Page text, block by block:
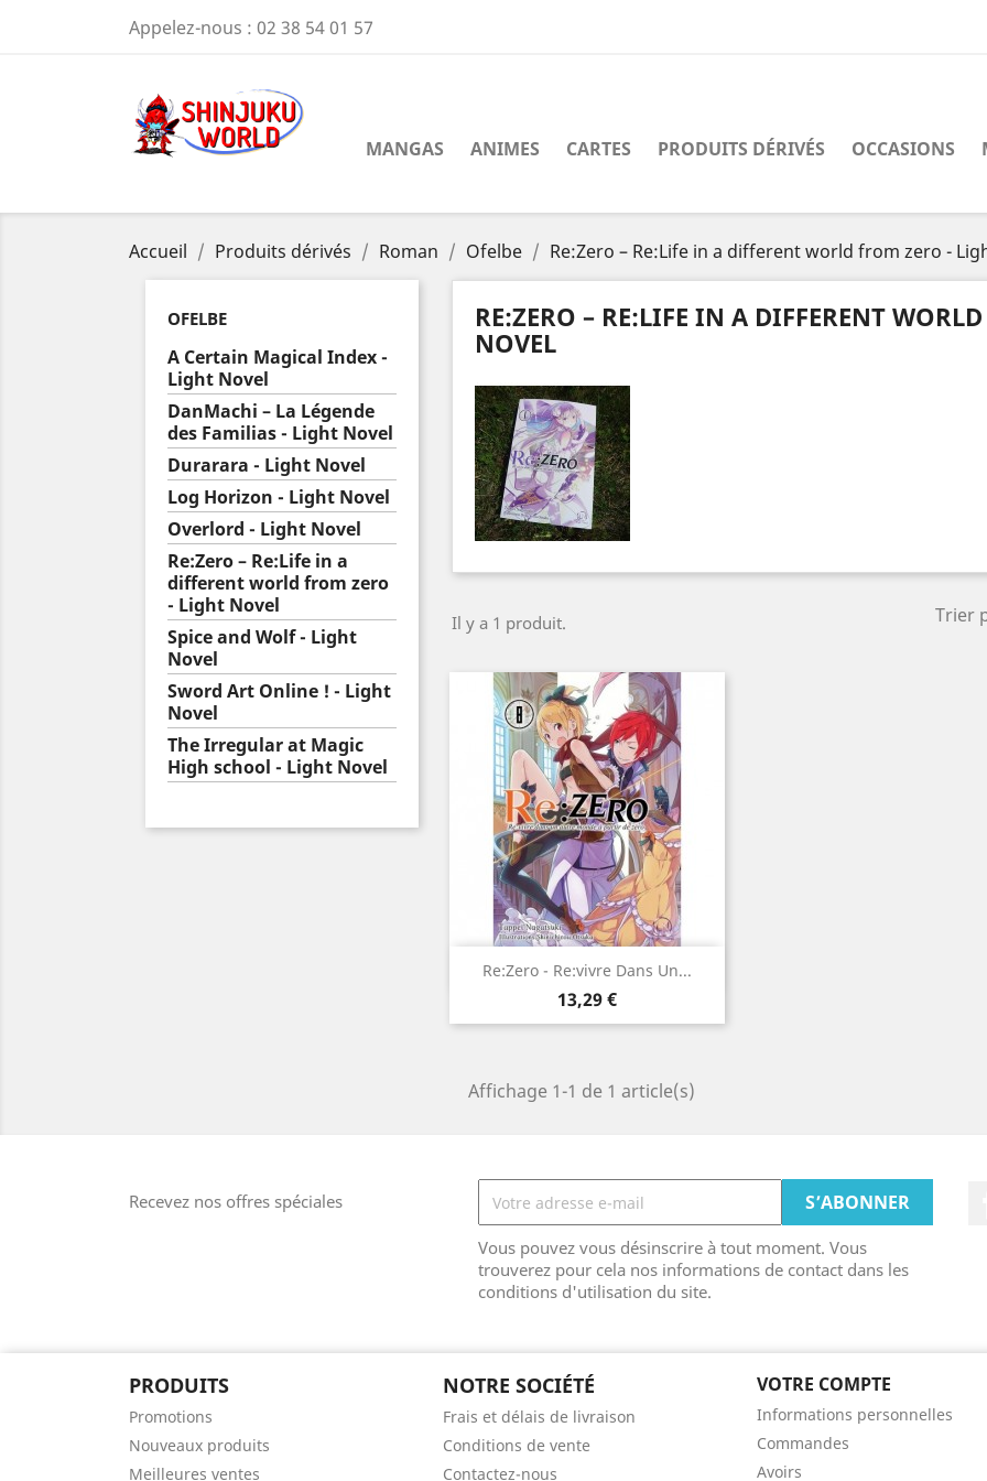
Appelez-nous : 02 38 54 01 57
MANGAS ANIMES CARTES PRODUITS DÉRIVÉS OCCASIONS
Accueil Produits dérivés Roman Ofelbe Re:Zero – Re:Life in a different world from zero -
OFELBE
A Certain Magical Index -
Light Novel
DanMachi – La Légende
des Familias - Light Novel
Durarara - Light Novel
Log Horizon - Light Novel
Overlord - Light Novel
Re:Zero – Re:Life in a
different world from zero
- Light Novel
Spice and Wolf - Light
Novel
Sword Art Online ! - Light
Novel
The Irregular at Magic
High school - Light Novel
RE:ZERO – RE:LIFE IN A DIFFERENT
NOVEL
Il y a 1 produit.
Trier
Re:Zero - Re:vivre Dans Un...
Prix
13,29 €
Aperçu rapide
Affichage 1-1 de 1 article(s)
Recevez nos offres spéciales
Vous pouvez vous désinscrire à tout moment. Vous
trouverez pour cela nos informations de contact dans les
conditions d'utilisation du site.
PRODUITS
Promotions
Nouveaux produits
Meilleures ventes
NOTRE SOCIÉTÉ
Frais et délais de livraison
Conditions de vente
Contactez-nous
VOTRE COMPTE
Informations personnelles
Commandes
Avoirs